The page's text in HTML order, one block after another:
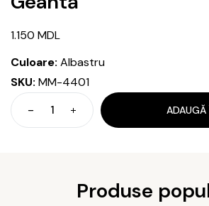
1.150 MDL
Culoare: Albastru
SKU: MM-4401
Cantitate
Geantă
ADAUGĂ
Produse